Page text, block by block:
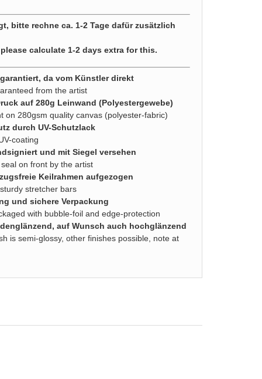
bitte rechne ca. 1-2 Tage dafür zusätzlich
calculate 1-2 days extra for this.
da vom Künstler direkt
from the artist
auf 280g Leinwand (Polyestergewebe)
on 280gsm quality canvas (polyester-fabric)
durch UV-Schutzlack
coating
und mit Siegel versehen
on front by the artist
Keilrahmen aufgezogen
stretcher bars
und sichere Verpackung
with bubble-foil and edge-protection
auf Wunsch auch hochglänzend
is semi-glossy, other finishes possible, note at